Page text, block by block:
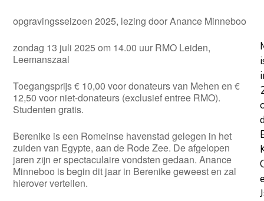
opgravingsseizoen 2025, lezing door Anance Minneboo
zondag 13 juli 2025 om 14.00 uur RMO Leiden,
Leemanszaal
Toegangsprijs € 10,00 voor donateurs van Mehen en €
12,50 voor niet-donateurs (exclusief entree RMO).
Studenten gratis.
Berenike is een Romeinse havenstad gelegen in het
zuiden van Egypte, aan de Rode Zee. De afgelopen
jaren zijn er spectaculaire vondsten gedaan. Anance
Minneboo is begin dit jaar in Berenike geweest en zal
hierover vertellen.